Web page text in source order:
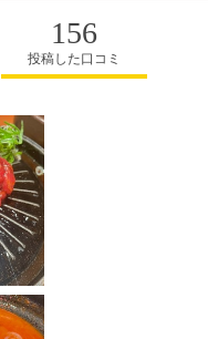
156
投稿した口コミ